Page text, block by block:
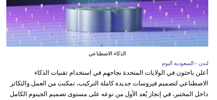
الذكاء الاصطناعي
لندن - السعوديه اليوم
أعلن باحثون في الولايات المتحدة نجاحهم في استخدام تقنيات الذكاء
الاصطناعي لتصميم فيروسات جديدة كاملة التركيب، تمكنت من العمل والتكاثر
داخل المختبر، في إنجاز يُعد الأول من نوعه على مستوى تصميم الجينوم الكامل